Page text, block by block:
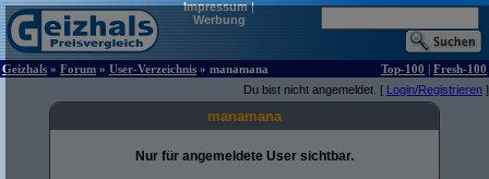
Impressum|
Werbung
Geizhals » Forum » User-Verzeichnis » manamana Top-100 | Fresh-100
Du bist nicht angemeldet. [ Login/Registrieren ]
manamana
Nur für angemeldete User sichtbar.